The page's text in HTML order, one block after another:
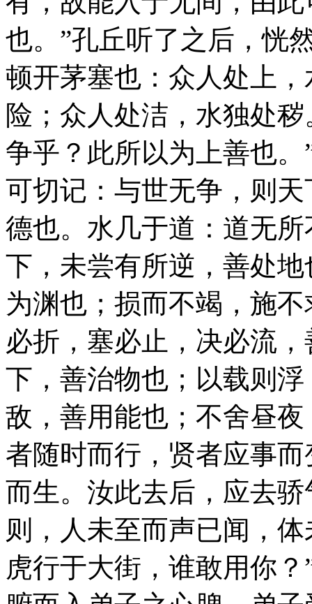
也。”孔丘听了之后，恍
顿开茅塞也：众人处上
险；众人处洁，水独处
争乎？此所以为上善也
可切记：与世无争，则
德也。水几于道：道无
下，未尝有所逆，善处
为渊也；损而不竭，施
必折，塞必止，决必流
下，善治物也；以载则
敌，善用能也；不舍昼
者随时而行，贤者应事
而生。汝此去后，应去
则，人未至而声已闻，
虎行于大街，谁敢用你